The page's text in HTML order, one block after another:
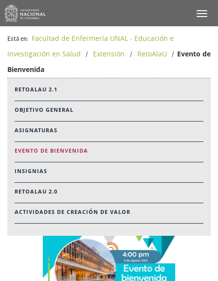
Está en: Facultad de Enfermería UNAL - Educación e
Investigación en Salud
/ Extensión / RetoAlaU / Evento de
Bienvenida
RETOALAU 2.1
OBJETIVO GENERAL
ASIGNATURAS
EVENTO DE BIENVENIDA
INSIGNIAS
RETOALAU 2.0
ACTIVIDADES DE CREACIÓN DE VALOR